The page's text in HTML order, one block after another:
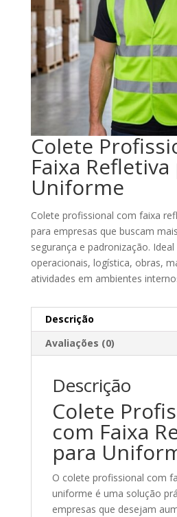
Colete
Faixa Refletiva
Uniforme
Colete profissional com faixa
para empresas que buscam
segurança e padronização.
operacionais, logística, obras,
atividades em ambientes
Descrição
Avaliações (0)
Descrição
Colete
com Faixa
para
O colete profissional com
uniforme é uma solução
empresas que desejam